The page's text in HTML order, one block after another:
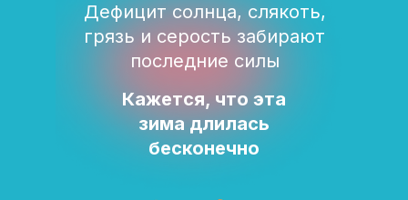
Дефицит солнца, слякоть,
грязь и серость забирают
последние силы
Кажется, что эта
зима длилась
бесконечно